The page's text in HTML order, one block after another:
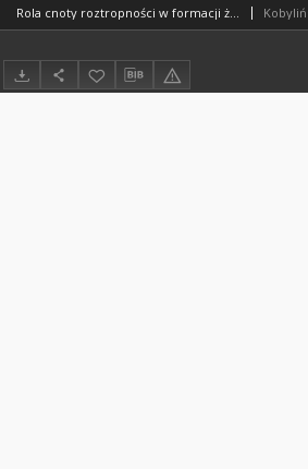
Rola cnoty roztropności w formacji życia moralnego człowieka na podstawie analizy filozoficznej artykułu "Utrum prodentia sit virtus specialis?" (Sancti Thomae Aquinatis, Summa Theologiae II-II, Q. 47, A. 5)